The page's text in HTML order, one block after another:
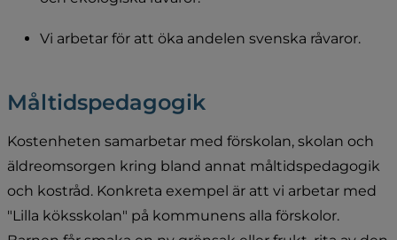
Vi arbetar för att öka andelen svenska råvaror.
Måltidspedagogik
Kostenheten samarbetar med förskolan, skolan och
äldreomsorgen kring bland annat måltidspedagogik
och kostråd. Konkreta exempel är att vi arbetar med
"Lilla köksskolan" på kommunens alla förskolor.